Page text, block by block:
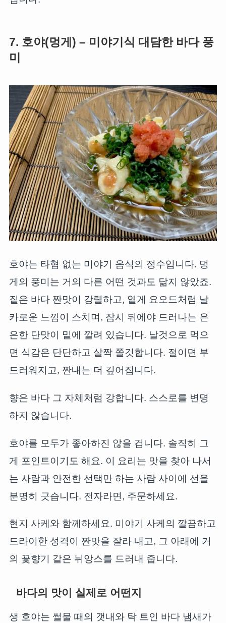
7. 호야(멍게) – 미야기식 대담한 바다 풍
미
호야는 타협 없는 미야기 음식의 정수입니다. 멍
게의 풍미는 거의 다른 어떤 것과도 닮지 않았죠.
짙은 바다 짠맛이 강렬하고, 옅게 요오드처럼 날
카로운 느낌이 스치며, 잠시 뒤에야 드러나는 은
은한 단맛이 밑에 깔려 있습니다. 날것으로 먹으
면 식감은 단단하고 살짝 쫄깃합니다. 절이면 부
드러워지고, 짠내는 더 깊어집니다.
향은 바다 그 자체처럼 강합니다. 스스로를 변명
하지 않습니다.
호야를 모두가 좋아하진 않을 겁니다. 솔직히 그
게 포인트이기도 해요. 이 요리는 맛을 찾아 나서
는 사람과 안전한 선택만 하는 사람 사이에 선을
분명히 긋습니다. 전자라면, 주문하세요.
현지 사케와 함께하세요. 미야기 사케의 깔끔하고
드라이한 성격이 짠맛을 잘라 내고, 그 아래에 거
의 꽃향기 같은 뉘앙스를 드러내 줍니다.
바다의 맛이 실제로 어떤지
생 호야는 썰물 때의 갯내와 탁 트인 바다 냄새가